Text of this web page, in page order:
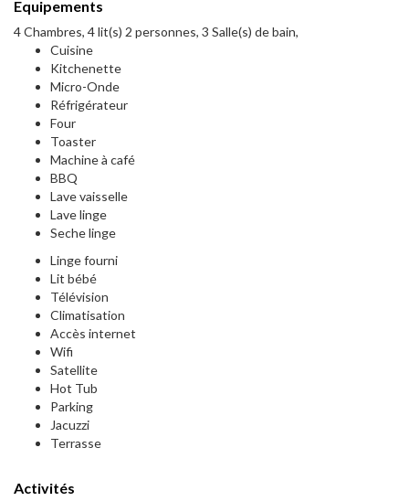
Equipements
4 Chambres, 4 lit(s) 2 personnes, 3 Salle(s) de bain,
Cuisine
Kitchenette
Micro-Onde
Réfrigérateur
Four
Toaster
Machine à café
BBQ
Lave vaisselle
Lave linge
Seche linge
Linge fourni
Lit bébé
Télévision
Climatisation
Accès internet
Wifi
Satellite
Hot Tub
Parking
Jacuzzi
Terrasse
Activités